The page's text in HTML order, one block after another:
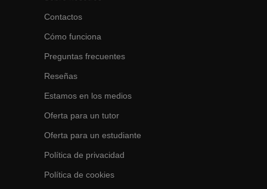
Contactos
Cómo funciona
Preguntas frecuentes
Reseñas
Estamos en los medios
Oferta para un tutor
Oferta para un estudiante
Política de privacidad
Política de cookies